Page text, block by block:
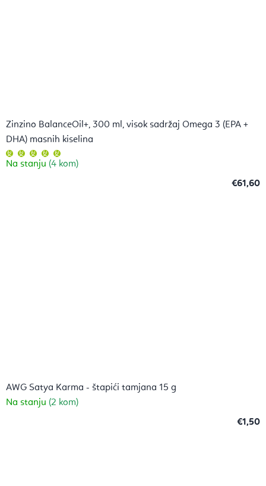
Zinzino BalanceOil+, 300 ml, visok sadržaj Omega 3 (EPA +
DHA) masnih kiselina
ocjena
proizvoda
Na stanju (4 kom)
€61,60
AWG Satya Karma - štapići tamjana 15 g
Na stanju (2 kom)
€1,50